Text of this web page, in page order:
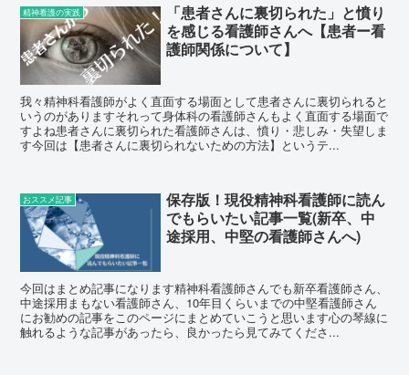
精神看護の実践
「患者さんに裏切られた」と憤り
を感じる看護師さんへ【患者ー看
護師関係について】
我々精神科看護師がよく直面する場面として患者さんに裏切られると
いうのがありますそれって身体科の看護師さんもよく直面する場面で
すよね患者さんに裏切られた看護師さんは、憤り・悲しみ・失望しま
す今回は【患者さんに裏切られないための方法】というテ...
おススメ記事
保存版！現役精神科看護師に読ん
でもらいたい記事一覧(新卒、中
途採用、中堅の看護師さんへ)
今回はまとめ記事になります精神科看護師さんでも新卒看護師さん、
中途採用まもない看護師さん、10年目くらいまでの中堅看護師さん
にお勧めの記事をこのページにまとめていこうと思います心の琴線に
触れるような記事があったら、良かったら見てみてくださ...